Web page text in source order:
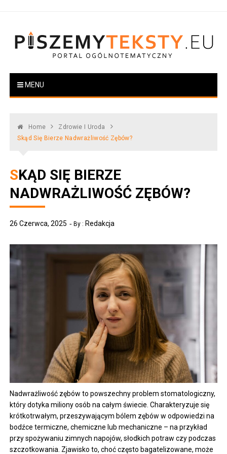
PiszemyTeksty.pl
Portal ogólnotematyczny
MENU
Home
Zdrowie I Uroda
Skąd Się Bierze Nadwrażliwość Zębów?
SKĄD SIĘ BIERZE
NADWRAŻLIWOŚĆ ZĘBÓW?
26 Czerwca, 2025 By : Redakcja
Nadwrażliwość zębów to powszechny problem stomatologiczny,
który dotyka miliony osób na całym świecie. Charakteryzuje się
krótkotrwałym, przeszywającym bólem zębów w odpowiedzi na
bodźce termiczne, chemiczne lub mechaniczne – na przykład
przy spożywaniu zimnych napojów, słodkich potraw czy podczas
szczotkowania. Zjawisko to, choć często bagatelizowane, może